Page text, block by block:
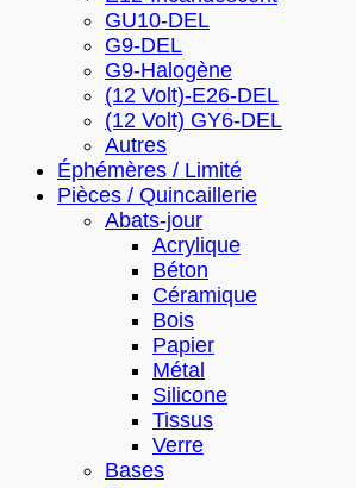
GU10-DEL
G9-DEL
G9-Halogène
(12 Volt)-E26-DEL
(12 Volt) GY6-DEL
Autres
Éphémères / Limité
Pièces / Quincaillerie
Abats-jour
Acrylique
Béton
Céramique
Bois
Papier
Métal
Silicone
Tissus
Verre
Bases